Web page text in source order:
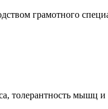
грамотного
толерантность мышц и